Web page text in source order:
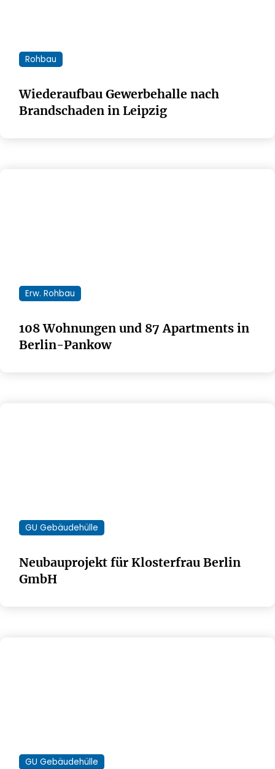
Rohbau
Wiederaufbau Gewerbehalle nach
Brandschaden in Leipzig
Erw. Rohbau
108 Wohnungen und 87 Apartments in
Berlin-Pankow
GU Gebäudehülle
Neubauprojekt für Klosterfrau Berlin
GmbH
GU Gebäudehülle